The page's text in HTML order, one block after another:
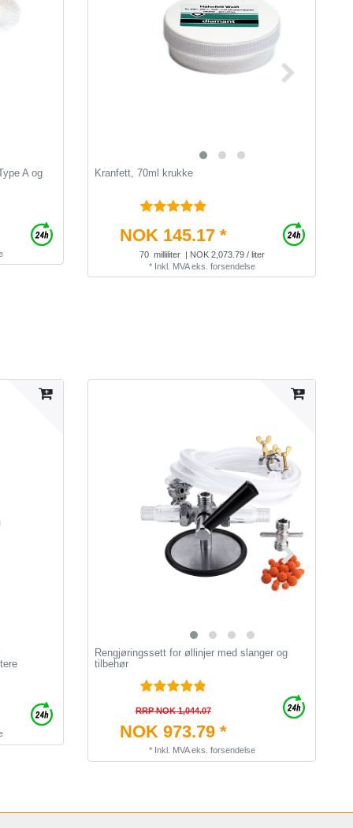
A og
Kranfett, 70ml krukke
NOK 145.17 *
70 milliliter | NOK 2,073.79 / liter
* Inkl. MVAeks. forsendelse
Rengjøringssett for øllinjer med slanger og
tilbehør
RRP NOK 1,044.07
NOK 973.79 *
* Inkl. MVAeks. forsendelse